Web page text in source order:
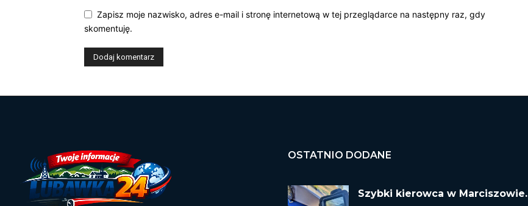
Zapisz moje nazwisko, adres e-mail i stronę internetową w tej przeglądarce na następny raz, gdy
skomentuję.
OSTATNIO DODANE
Szybki kierowca w Marciszowie.